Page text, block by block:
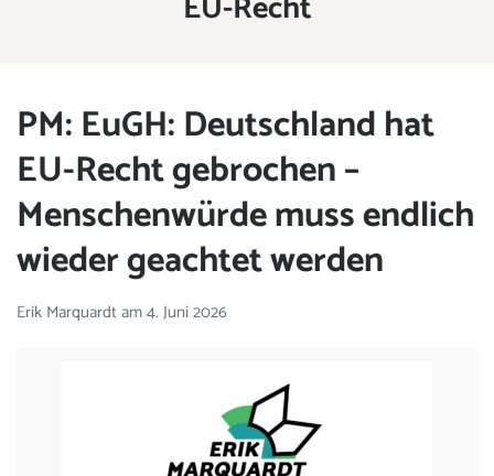
PM: EuGH: Deutschland hat
EU-Recht gebrochen –
Menschenwürde muss endlich
wieder geachtet werden
Erik Marquardtam4. Juni 2026